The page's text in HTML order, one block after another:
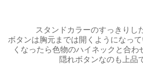
スタンドカラーのすっきりし
ボタンは胸元までは開くようになっ
くなったら色物のハイネックと合わ
隠れボタンなのも上品